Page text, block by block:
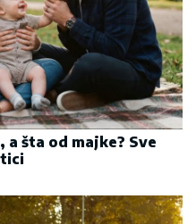
a šta od majke? Sve